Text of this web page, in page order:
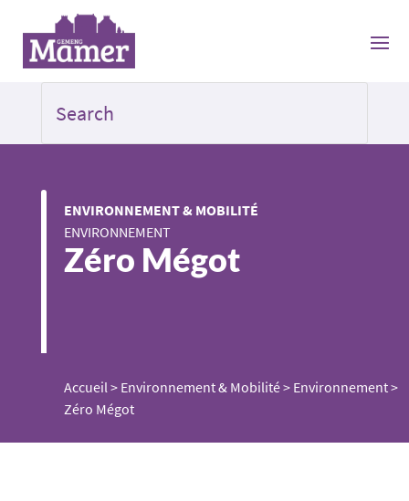
ENVIRONNEMENT & MOBILITÉ
ENVIRONNEMENT
Zéro Mégot
Accueil> Environnement & Mobilité> Environnement>
Zéro Mégot